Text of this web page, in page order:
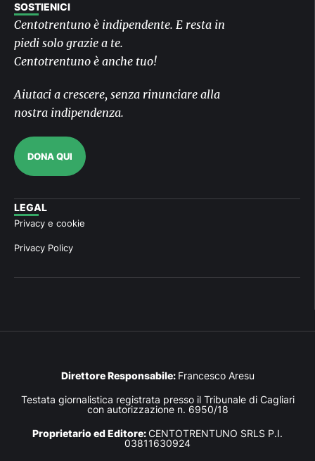
SOSTIENICI
Centotrentuno è indipendente. E resta in
piedi solo grazie a te.
Centotrentuno è anche tuo!
Aiutaci a crescere, senza rinunciare alla
nostra indipendenza.
DONA QUI
LEGAL
Privacy e cookie
Privacy Policy
Direttore Responsabile: Francesco Aresu
Testata giornalistica registrata presso il Tribunale di Cagliari
con autorizzazione n. 6950/18
Proprietario ed Editore:CENTOTRENTUNO SRLS P.I.
03811630924